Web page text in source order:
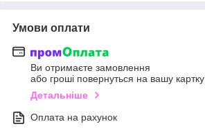
Умови оплати
Ви отримаєте замовлення
або гроші повернуться на вашу картку
Детальніше
Оплата на рахунок